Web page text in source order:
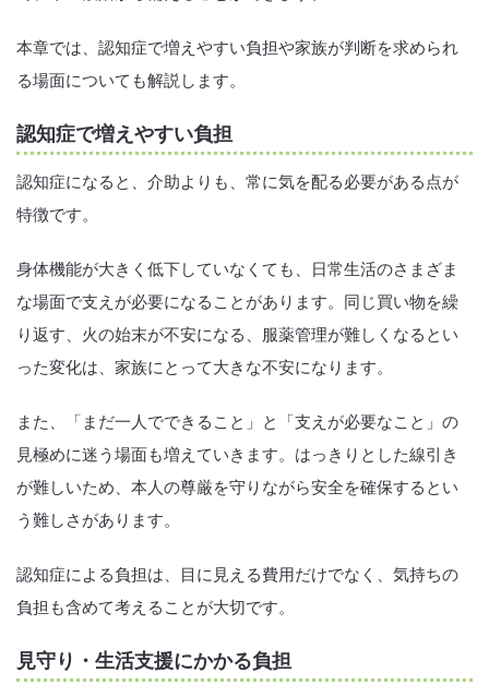
本章では、認知症で増えやすい負担や家族が判断を求められ
る場面についても解説します。
認知症で増えやすい負担
認知症になると、介助よりも、常に気を配る必要がある点が
特徴です。
身体機能が大きく低下していなくても、日常生活のさまざま
な場面で支えが必要になることがあります。同じ買い物を繰
り返す、火の始末が不安になる、服薬管理が難しくなるとい
った変化は、家族にとって大きな不安になります。
また、「まだ一人でできること」と「支えが必要なこと」の
見極めに迷う場面も増えていきます。はっきりとした線引き
が難しいため、本人の尊厳を守りながら安全を確保するとい
う難しさがあります。
認知症による負担は、目に見える費用だけでなく、気持ちの
負担も含めて考えることが大切です。
見守り・生活支援にかかる負担